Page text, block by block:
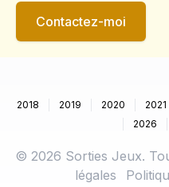
Contactez-moi
2018 2019 2020 2021
2026
© 2026 Sorties Jeux.
légales